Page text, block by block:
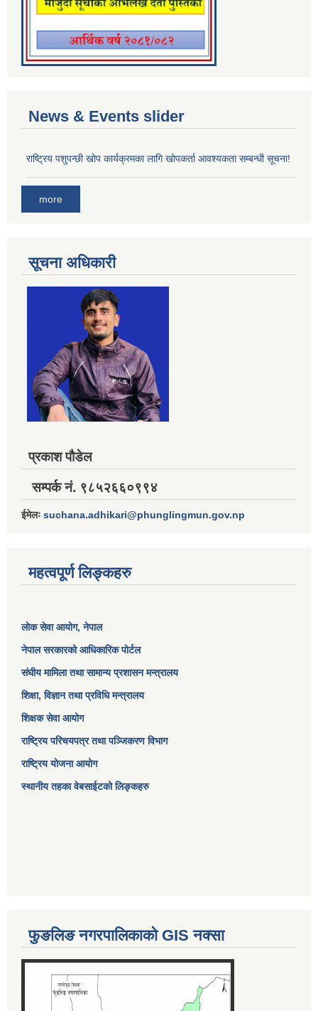
News & Events slider
राष्ट्रिय पशुपन्छी खोप कार्यक्रमका लागि खोपकर्ता आवश्यकता सम्बन्धी सूचना!
more
सूचना अधिकारी
प्रकाश पौडेल
सम्पर्क नं. ९८५२६६०९९४
ईमेलः suchana.adhikari@phunglingmun.gov.np
महत्वपूर्ण लिङ्कहरु
लोक सेवा आयोग, नेपाल
नेपाल सरकारको आधिकारिक पोर्टल
संघीय मामिला तथा सामान्य प्रशासन मन्त्रालय
शिक्षा, विज्ञान तथा प्रविधि मन्त्रालय
शिक्षक सेवा आयोग
राष्ट्रिय परिचयपत्र तथा पञ्जिकरण विभाग
राष्ट्रिय योजना आयोग
स्थानीय तहका वेबसाईटको लिङ्कहरु
फुङलिङ नगरपालिकाको GIS नक्सा